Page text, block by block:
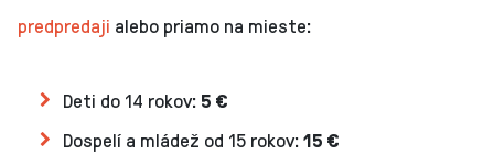
predpredaji alebo priamo na mieste:
Deti do 14 rokov: 5 €
Dospelí a mládež od 15 rokov:15 €